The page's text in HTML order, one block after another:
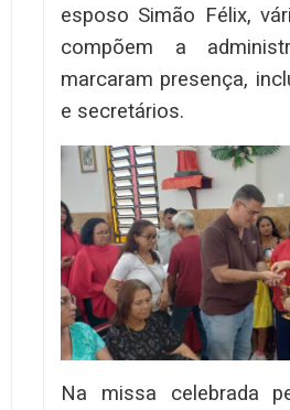
esposo Simão Félix,
compõem a
marcaram presença,
e secretários.
Na missa celebrada